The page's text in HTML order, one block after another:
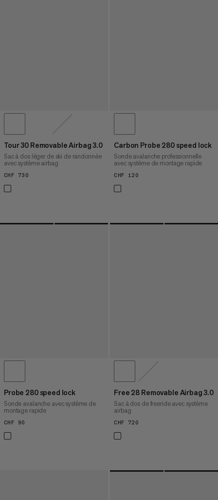
Tour 30 Removable Airbag 3.0
Sac à dos léger de ski de randonnée
avec système airbag
CHF 730
Carbon Probe 280 speed lock
Sonde avalanche professionnelle
avec système de montage rapide
CHF 120
Probe 280 speed lock
Sonde avalanche avec système de
montage rapide
CHF 90
Free 28 Removable Airbag 3.0
Sac à dos de freeride avec système
airbag
CHF 720